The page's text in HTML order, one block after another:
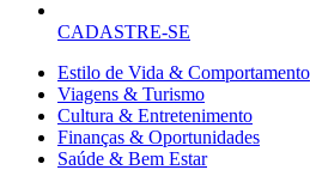
CADASTRE-SE
Estilo de Vida & Comportamento
Viagens & Turismo
Cultura & Entretenimento
Finanças & Oportunidades
Saúde & Bem Estar